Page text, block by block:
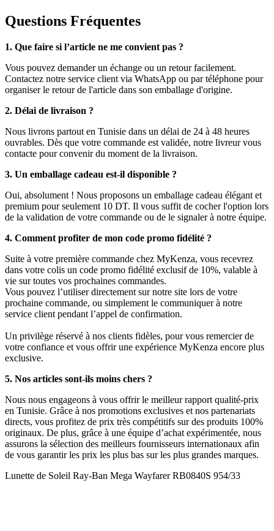
Questions Fréquentes
1. Que faire si l’article ne me convient pas ?
Vous pouvez demander un échange ou un retour facilement.
Contactez notre service client via WhatsApp ou par téléphone pour
organiser le retour de l'article dans son emballage d'origine.
2. Délai de livraison ?
Nous livrons partout en Tunisie dans un délai de 24 à 48 heures
ouvrables. Dès que votre commande est validée, notre livreur vous
contacte pour convenir du moment de la livraison.
3. Un emballage cadeau est-il disponible ?
Oui, absolument ! Nous proposons un emballage cadeau élégant et
premium pour seulement 10 DT. Il vous suffit de cocher l'option lors
de la validation de votre commande ou de le signaler à notre équipe.
4. Comment profiter de mon code promo fidélité ?
Suite à votre première commande chez MyKenza, vous recevrez
dans votre colis un code promo fidélité exclusif de 10%, valable à
vie sur toutes vos prochaines commandes.
Vous pouvez l’utiliser directement sur notre site lors de votre
prochaine commande, ou simplement le communiquer à notre
service client pendant l’appel de confirmation.
Un privilège réservé à nos clients fidèles, pour vous remercier de
votre confiance et vous offrir une expérience MyKenza encore plus
exclusive.
5. Nos articles sont-ils moins chers ?
Nous nous engageons à vous offrir le meilleur rapport qualité-prix
en Tunisie. Grâce à nos promotions exclusives et nos partenariats
directs, vous profitez de prix très compétitifs sur des produits 100%
originaux. De plus, grâce à une équipe d’achat expérimentée, nous
assurons la sélection des meilleurs fournisseurs internationaux afin
de vous garantir les prix les plus bas sur les plus grandes marques.
Lunette de Soleil Ray-Ban Mega Wayfarer RB0840S 954/33